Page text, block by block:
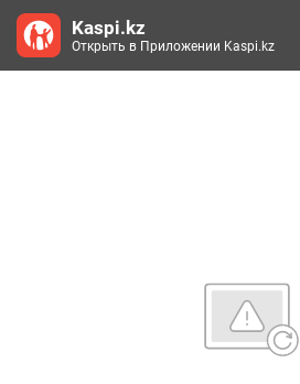
Kaspi.kz
Открыть в Приложении Kaspi.kz